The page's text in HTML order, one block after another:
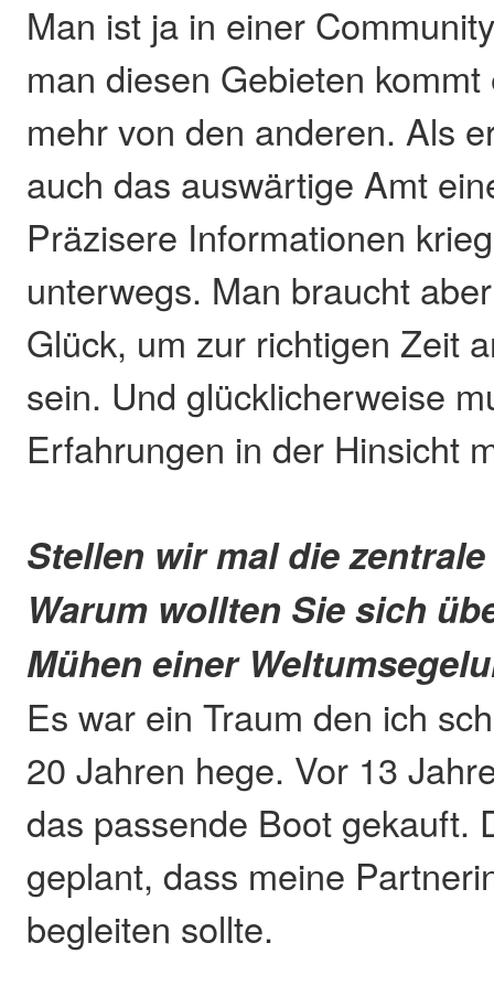
Man ist ja in einer
man diesen Gebieten
mehr von den anderen. Als
auch das auswärtige Amt
Präzisere Informationen
unterwegs. Man braucht
Glück, um zur richtigen Zeit
sein. Und glücklicherweise
Erfahrungen in der Hinsicht
Stellen wir mal die
Warum wollten Sie sich
Mühen einer
Es war ein Traum den ich
20 Jahren hege. Vor 13
das passende Boot gekauft.
geplant, dass meine
begleiten sollte.